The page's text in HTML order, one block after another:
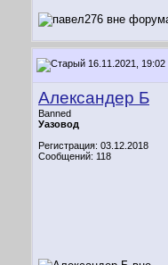
16.11.2021, 19:02
Александер Б
Banned
Уазовод
Регистрация: 03.12.2018
Сообщений: 118